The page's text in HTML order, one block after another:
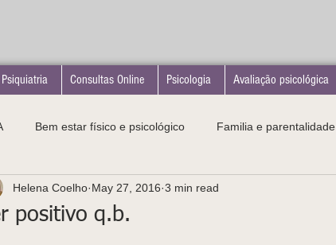
Psiquiatria Consultas Online Psicologia Avaliação psicológica
Bem estar físico e psicológico Familia e parentalidade
Psicopatologias Desenvolvimento infantil
positivo q.b.
Helena Coelho May 27, 2016 3 min read